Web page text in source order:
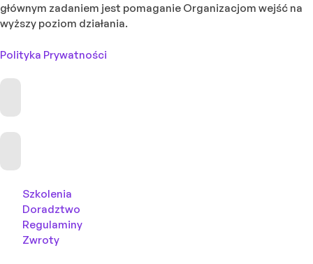
głównym zadaniem jest pomaganie Organizacjom wejść na
wyższy poziom działania.
Polityka Prywatności
Szkolenia
Doradztwo
Regulaminy
Zwroty